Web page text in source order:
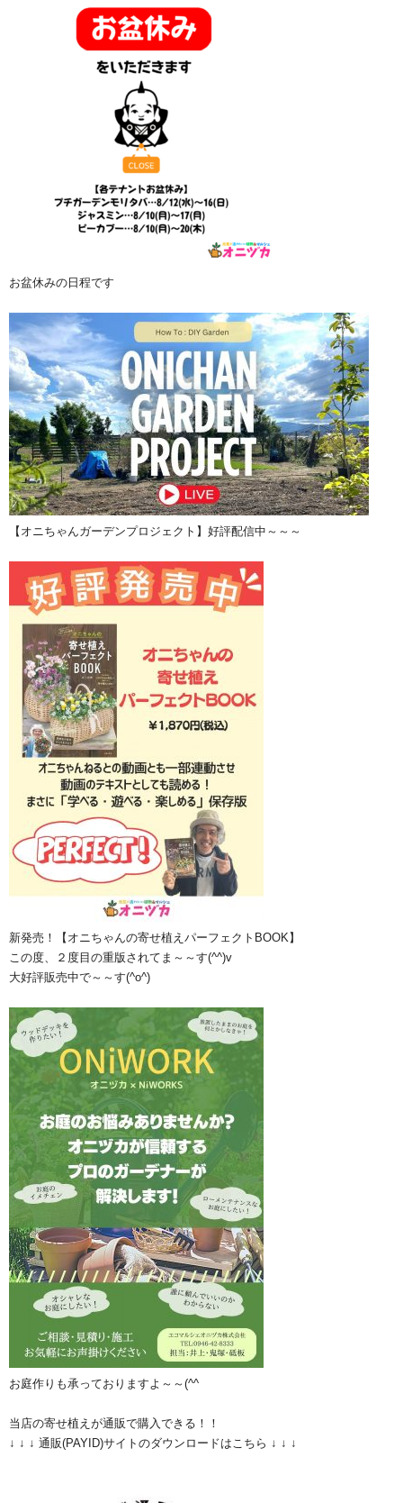
お盆休みの日程です
【オニちゃんガーデンプロジェクト】好評配信中～～～
新発売！【オニちゃんの寄せ植えパーフェクトBOOK】
この度、２度目の重版されてま～～す(^^)v
大好評販売中で～～す(^o^)
お庭作りも承っておりますよ～～(^^ゞ
当店の寄せ植えが通販で購入できる！！
↓ ↓ ↓ 通販(PAYID)サイトのダウンロードはこちら ↓ ↓ ↓